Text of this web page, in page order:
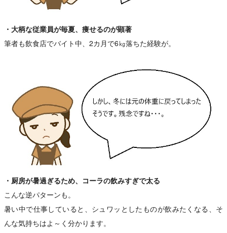
・大柄な従業員が毎夏、痩せるのが顕著
筆者も飲食店でバイト中、2カ月で6㎏落ちた経験が。
・厨房が暑過ぎるため、コーラの飲みすぎで太る
こんな逆パターンも。
暑い中で仕事していると、シュワッとしたものが飲みたくなる、そ
んな気持ちはよ～く分かります。